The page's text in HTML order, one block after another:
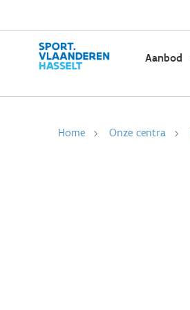
Aanbod
Home Onze centra